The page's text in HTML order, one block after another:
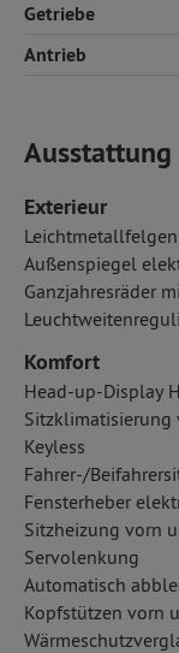
Getriebe
Antrieb
Ausstattung
Exterieur
Außenspiegel
Ganzjahresräder
Komfort
Head-up-Display
Sitzklimatisierung
Keyless
Fahrer-/
Fensterheber
Sitzheizung vorn
Servolenkung
Automatisch
Kopfstützen vorn